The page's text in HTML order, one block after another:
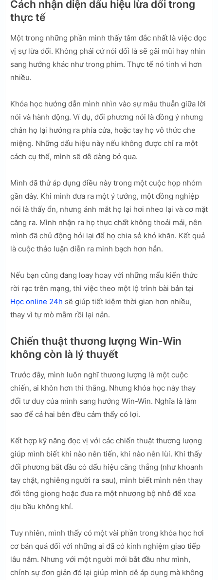
Cách nhận diện dấu hiệu lừa dối trong
thực tế
Một trong những phần mình thấy tâm đắc nhất là việc đọc
vị sự lừa dối. Không phải cứ nói dối là sẽ gãi mũi hay nhìn
sang hướng khác như trong phim. Thực tế nó tinh vi hơn
nhiều.
Khóa học hướng dẫn mình nhìn vào sự mâu thuẫn giữa lời
nói và hành động. Ví dụ, đối phương nói là đồng ý nhưng
chân họ lại hướng ra phía cửa, hoặc tay họ vô thức che
miệng. Những dấu hiệu này nếu không được chỉ ra một
cách cụ thể, mình sẽ dễ dàng bỏ qua.
Mình đã thử áp dụng điều này trong một cuộc họp nhóm
gần đây. Khi mình đưa ra một ý tưởng, một đồng nghiệp
nói là thấy ổn, nhưng ánh mắt họ lại hơi nheo lại và cơ mặt
căng ra. Mình nhận ra họ thực chất không thoải mái, nên
mình đã chủ động hỏi lại để họ chia sẻ khó khăn. Kết quả
là cuộc thảo luận diễn ra minh bạch hơn hẳn.
Nếu bạn cũng đang loay hoay với những mẩu kiến thức
rời rạc trên mạng, thì việc theo một lộ trình bài bản tại
Học online 24h sẽ giúp tiết kiệm thời gian hơn nhiều,
thay vì tự mò mẫm rồi lại nản.
Chiến thuật thương lượng Win-Win
không còn là lý thuyết
Trước đây, mình luôn nghĩ thương lượng là một cuộc
chiến, ai khôn hơn thì thắng. Nhưng khóa học này thay
đổi tư duy của mình sang hướng Win-Win. Nghĩa là làm
sao để cả hai bên đều cảm thấy có lợi.
Kết hợp kỹ năng đọc vị với các chiến thuật thương lượng
giúp mình biết khi nào nên tiến, khi nào nên lùi. Khi thấy
đối phương bắt đầu có dấu hiệu căng thẳng (như khoanh
tay chặt, nghiêng người ra sau), mình biết mình nên thay
đổi tông giọng hoặc đưa ra một nhượng bộ nhỏ để xoa
dịu bầu không khí.
Tuy nhiên, mình thấy có một vài phần trong khóa học hơi
cơ bản quá đối với những ai đã có kinh nghiệm giao tiếp
lâu năm. Nhưng với một người mới bắt đầu như mình,
chính sự đơn giản đó lại giúp mình dễ áp dụng mà không